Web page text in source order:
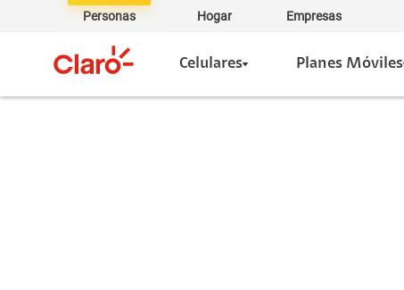
Personas Hogar Empresas
Celulares Planes Móviles